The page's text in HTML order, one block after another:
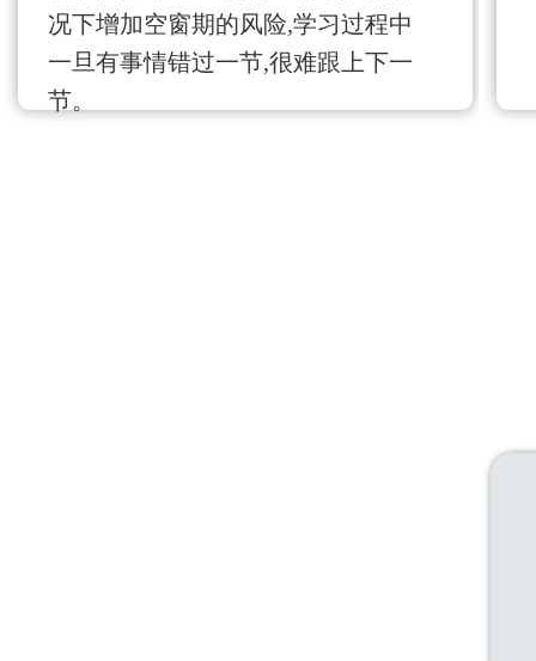
况下增加空窗期的风险,学习过程中
一旦有事情错过一节,很难跟上下一
节。